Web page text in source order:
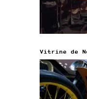
Vitrine de